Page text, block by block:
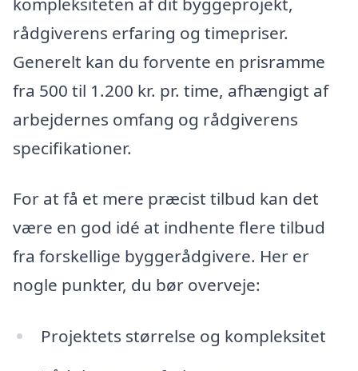
rådgiverens erfaring og timepriser.
Generelt kan du forvente en prisramme
fra 500 til 1.200 kr. pr. time, afhængigt af
arbejdernes omfang og rådgiverens
specifikationer.
For at få et mere præcist tilbud kan det
være en god idé at indhente flere tilbud
fra forskellige byggerådgivere. Her er
nogle punkter, du bør overveje:
Projektets størrelse og kompleksitet